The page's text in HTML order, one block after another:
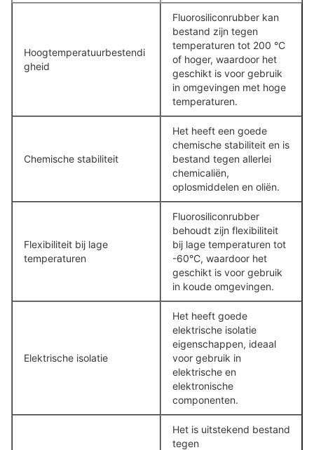
Hoogtemperatuurbestendi
gheid
Fluorosiliconrubber kan
bestand zijn tegen
temperaturen tot 200 °C
of hoger, waardoor het
geschikt is voor gebruik
in omgevingen met hoge
temperaturen.
Chemische stabiliteit
Het heeft een goede
chemische stabiliteit en is
bestand tegen allerlei
chemicaliën,
oplosmiddelen en oliën.
Flexibiliteit bij lage
temperaturen
Fluorosiliconrubber
behoudt zijn flexibiliteit
bij lage temperaturen tot
-60°C, waardoor het
geschikt is voor gebruik
in koude omgevingen.
Elektrische isolatie
Het heeft goede
elektrische isolatie
eigenschappen, ideaal
voor gebruik in
elektrische en
elektronische
componenten.
Het is uitstekend bestand
tegen